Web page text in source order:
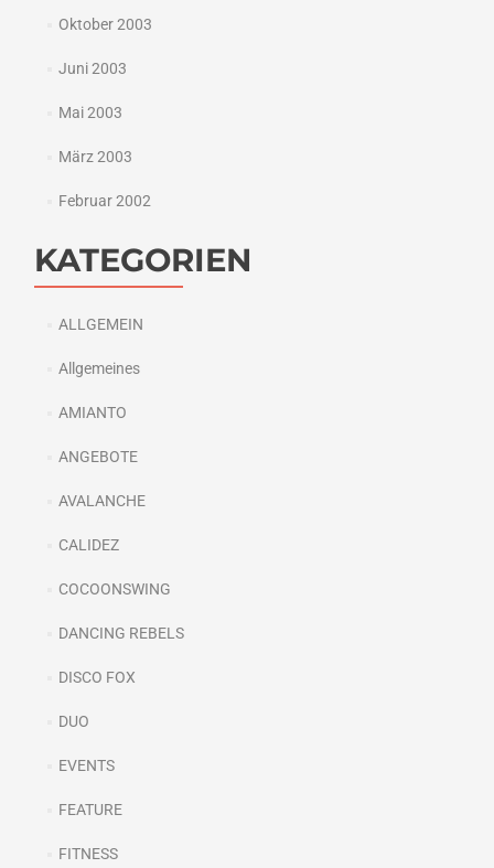
Oktober 2003
Juni 2003
Mai 2003
März 2003
Februar 2002
KATEGORIEN
ALLGEMEIN
Allgemeines
AMIANTO
ANGEBOTE
AVALANCHE
CALIDEZ
COCOONSWING
DANCING REBELS
DISCO FOX
DUO
EVENTS
FEATURE
FITNESS